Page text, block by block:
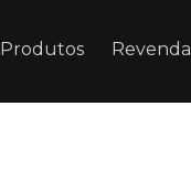
Produtos Revenda